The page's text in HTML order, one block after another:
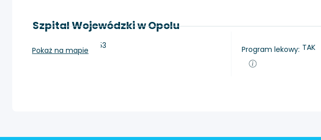
Szpital Wojewódzki w Opolu
Opole, Kośnego 53
Pokaż na mapie Program lekowy: TAK